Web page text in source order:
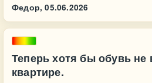
Федор, 05.06.2026
Теперь хотя бы обувь не
квартире.